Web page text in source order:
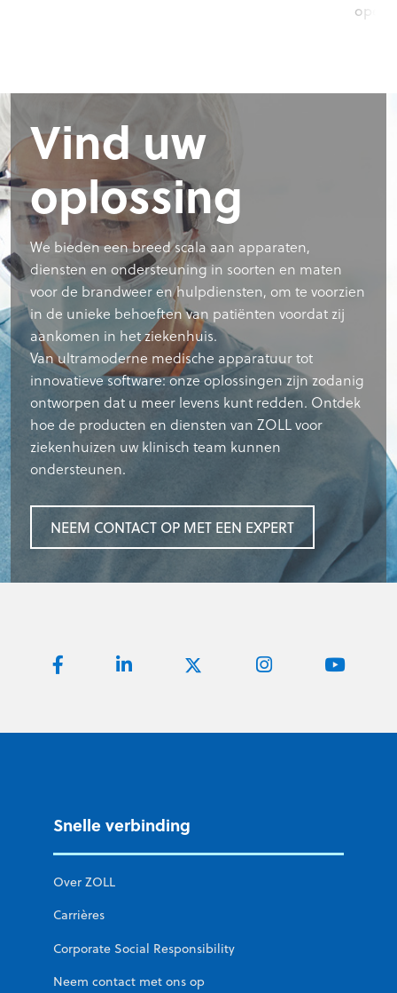
Vind uw
oplossing
We bieden een breed scala aan apparaten,
diensten en ondersteuning in soorten en maten
voor de brandweer en hulpdiensten, om te voorzien
in de unieke behoeften van patiënten voordat zij
aankomen in het ziekenhuis.
Van ultramoderne medische apparatuur tot
innovatieve software: onze oplossingen zijn zodanig
ontworpen dat u meer levens kunt redden. Ontdek
hoe de producten en diensten van ZOLL voor
ziekenhuizen uw klinisch team kunnen
ondersteunen.
NEEM CONTACT OP MET EEN EXPERT
Snelle verbinding
Over ZOLL
Carrières
Corporate Social Responsibility
Neem contact met ons op